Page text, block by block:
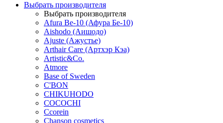
Выбрать производителя
Выбрать производителя
Afura Be-10 (Афура Бе-10)
Aishodo (Аишодо)
Ajuste (Ажустье)
Arthair Care (Артхэр Кэа)
Artistic&Co.
Atmore
Base of Sweden
C'BON
CHIKUHODO
COCOCHI
Ccorein
Chanson cosmetics